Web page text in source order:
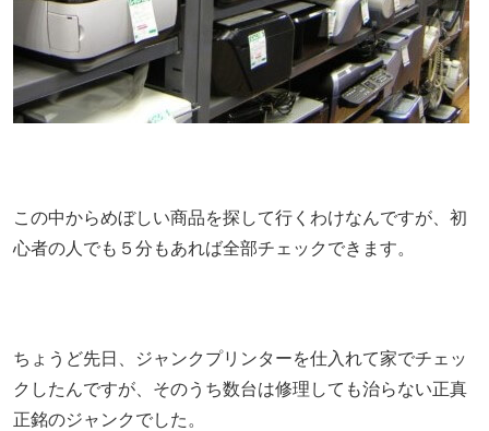
この中からめぼしい商品を探して行くわけなんですが、初
心者の人でも５分もあれば全部チェックできます。
ちょうど先日、ジャンクプリンターを仕入れて家でチェッ
クしたんですが、そのうち数台は修理しても治らない正真
正銘のジャンクでした。